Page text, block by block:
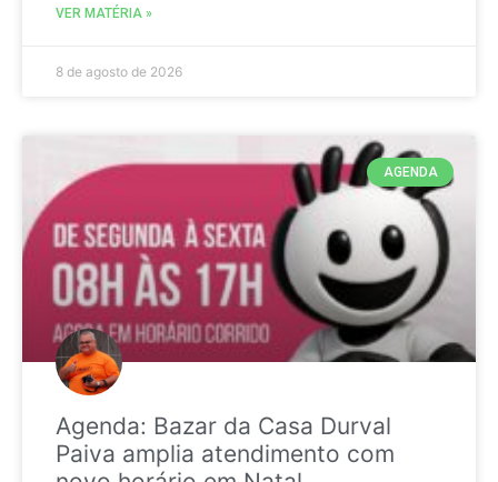
VER MATÉRIA »
8 de agosto de 2026
AGENDA
Agenda: Bazar da Casa Durval
Paiva amplia atendimento com